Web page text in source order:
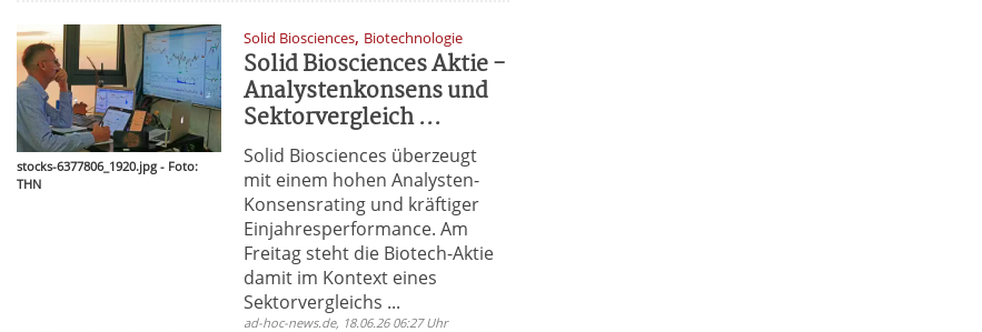
stocks-6377806_1920.jpg - Foto:
THN
Solid Biosciences, Biotechnologie
Solid Biosciences Aktie -
Analystenkonsens und
Sektorvergleich ...
Solid Biosciences überzeugt
mit einem hohen Analysten-
Konsensrating und kräftiger
Einjahresperformance. Am
Freitag steht die Biotech-Aktie
damit im Kontext eines
Sektorvergleichs ...
ad-hoc-news.de, 18.06.26 06:27 Uhr